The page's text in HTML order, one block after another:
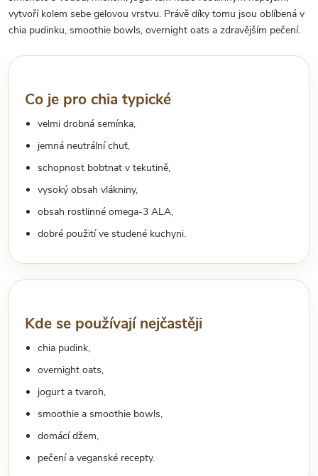
vytvoří kolem sebe gelovou vrstvu. Právě díky tomu jsou oblíbená v
chia pudinku, smoothie bowls, overnight oats a zdravějším pečení.
Co je pro chia typické
velmi drobná semínka,
jemná neutrální chuť,
schopnost bobtnat v tekutině,
vysoký obsah vlákniny,
obsah rostlinné omega-3 ALA,
dobré použití ve studené kuchyni.
Kde se používají nejčastěji
chia pudink,
overnight oats,
jogurt a tvaroh,
smoothie a smoothie bowls,
domácí džem,
pečení a veganské recepty.